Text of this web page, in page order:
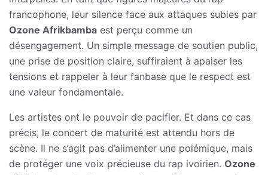
francophone, leur silence face aux attaques subies par
Ozone Afrikbamba est perçu comme un
désengagement. Un simple message de soutien public,
une prise de position claire, suffiraient à apaiser les
tensions et rappeler à leur fanbase que le respect est
une valeur fondamentale.
Les artistes ont le pouvoir de pacifier. Et dans ce cas
précis, le concert de maturité est attendu hors de
scène. Il ne s’agit pas d’alimenter une polémique, mais
de protéger une voix précieuse du rap ivoirien. Ozone